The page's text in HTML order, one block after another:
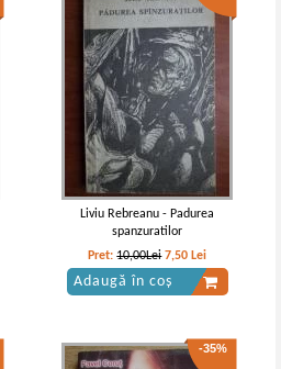
Liviu Rebreanu - Padurea
spanzuratilor
Pret:10,00Lei 7,50 Lei
Adaugă în coș
-35%